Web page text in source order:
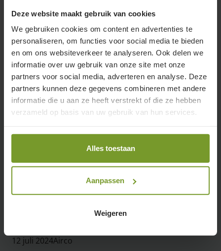
Deze website maakt gebruik van cookies
We gebruiken cookies om content en advertenties te
personaliseren, om functies voor social media te bieden
en om ons websiteverkeer te analyseren. Ook delen we
informatie over uw gebruik van onze site met onze
partners voor social media, adverteren en analyse. Deze
partners kunnen deze gegevens combineren met andere
informatie die u aan ze heeft verstrekt of die ze hebben
verzameld op basis van uw gebruik van hun services.
Alles toestaan
Aanpassen
Weigeren
Werkt een lucht-
luchtwarmtepomp bij
vriesweer? Jazeker!
12 juli 2024Airco